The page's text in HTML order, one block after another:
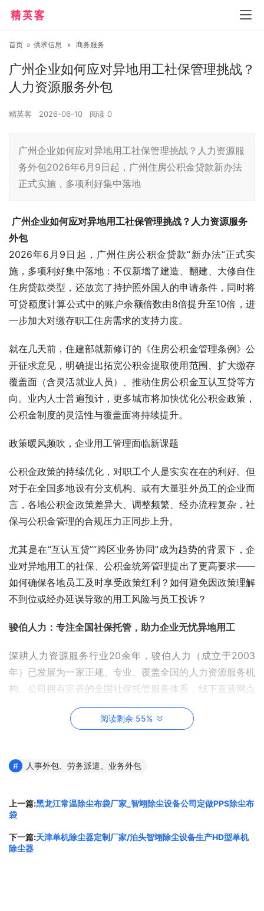
首页 » 供求信息 » 商务服务
广州企业如何应对异地用工社保管理挑战？
人力资源服务外包
精英客 2026-06-10 阅读 0
广州企业如何应对异地用工社保管理挑战？人力资源服
务外包2026年6月9日起，广州住房公积金贷款新办法
正式实施，多项利好集中落地
广州企业如何应对异地用工社保管理挑战？ 人力资源服务
外包
2026年6月9日起，广州住房公积金贷款“新办法”正式实
施，多项利好集中落地：不仅新增了建造、翻建、大修自住
住房贷款类型，还放宽了持护照外国人的申请条件，同时将
可贷额度计算公式中的账户余额倍数由8倍提升至10倍，进
一步加大对缴存职工住房需求的支持力度。
就在几天前，住建部就新修订的《住房公积金管理条例》公
开征求意见，明确提出拓宽公积金提取使用范围、扩大缴存
覆盖面（含灵活就业人员）、推动住房公积金互认互贷等方
向。业内人士普遍预计，更多城市将加快优化公积金政策，
公积金制度的灵活性与覆盖面将持续提升。
政策暖风频吹，企业用工管理面临新课题
公积金政策的持续优化，对职工个人是实实在在的利好。但
对于在全国多地设有分支机构、或有大量驻外员工的企业而
言，各地公积金政策差异大、调整频繁、经办流程复杂，社
保与公积金管理的合规压力正同步上升。
尤其是在“互认互贷”“跨区业务协同”成为趋势的背景下，企
业对异地用工的社保、公积金统筹管理提出了更高要求——
如何确保各地员工及时享受政策红利？如何避免因政策理解
不到位或经办延误导致的用工风险与员工投诉？
骏伯人力：专注全国社保托管，助力企业无忧异地用工
深耕人力资源服务行业20余年，骏伯人力（成立于2003
年）已发展为一家正规、专业、覆盖全国的人力资源服务机
构。公司拥有完善的全国社保托管服务体系，线下直营网点
覆盖国内多座重点城市，专注于驻外社保统筹、人事代理、
用工合规等核心业务。
配不同城市、不同规模驻外团队的托管需求。无论是广州刚
策，骏伯人力都能为企业提供：
供属地化操作建议；
阅读剩余 55%
人事外包、劳务派遣、业务外包
上一篇:黑龙江常温除尘布袋厂家_智翊除尘设备公司定做PPS除尘布
袋
下一篇:天津单机除尘器定制厂家/泊头智翊除尘设备生产HD型单机
除尘器